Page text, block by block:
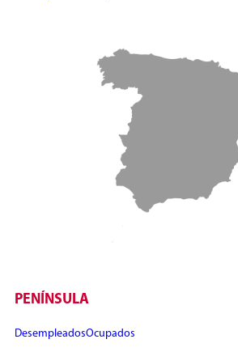
PENÍNSULA
DesempleadosOcupados